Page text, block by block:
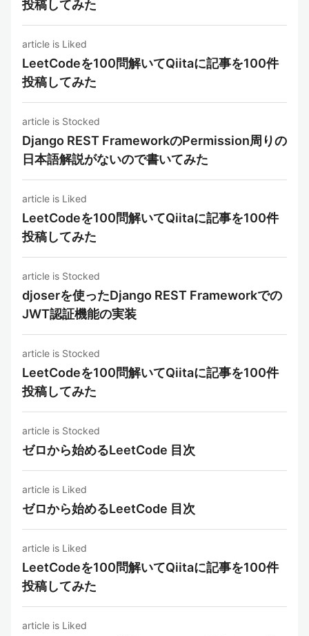
投稿してみた
article is Liked
LeetCodeを100問解いてQiitaに記事を100件
投稿してみた
article is Stocked
Django REST FrameworkのPermission周りの
日本語解説がないので書いてみた
article is Liked
LeetCodeを100問解いてQiitaに記事を100件
投稿してみた
article is Stocked
djoserを使ったDjango REST Frameworkでの
JWT認証機能の実装
article is Stocked
LeetCodeを100問解いてQiitaに記事を100件
投稿してみた
article is Stocked
ゼロから始めるLeetCode 目次
article is Liked
ゼロから始めるLeetCode 目次
article is Liked
LeetCodeを100問解いてQiitaに記事を100件
投稿してみた
article is Liked